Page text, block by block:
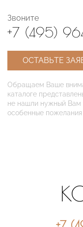
Звоните
+7 (495)
ОСТАВЬТЕ
Обращаем Ваше
каталоге
не нашли нужный Вам
особенные